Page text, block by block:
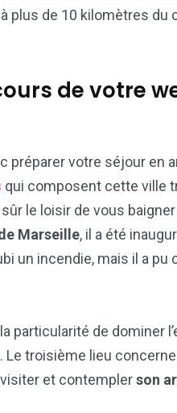
plus de 10 kilomètres du
de votre
préparer votre séjour en
qui composent cette ville
le loisir de vous
de Marseille, il a été
un incendie, mais il a pu
particularité de dominer
troisième lieu
et contemplerson